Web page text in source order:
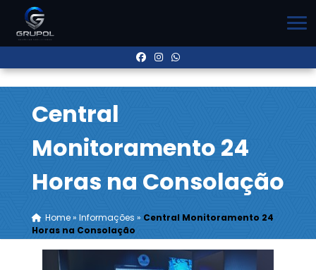
Central
Monitoramento 24
Horas na Consolação
Home» Informações » Central Monitoramento 24
Horas na Consolação